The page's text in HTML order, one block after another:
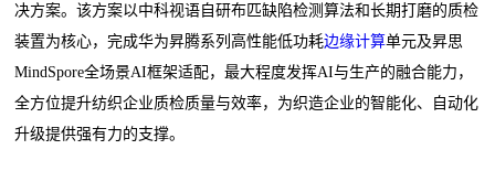
决方案。该方案以中科视语自研布匹缺陷检测算法和长期打磨的质检
装置为核心，完成华为昇腾系列高性能低功耗边缘计算单元及昇思
MindSpore全场景AI框架适配，最大程度发挥AI与生产的融合能力，
全方位提升纺织企业质检质量与效率，为织造企业的智能化、自动化
升级提供强有力的支撑。